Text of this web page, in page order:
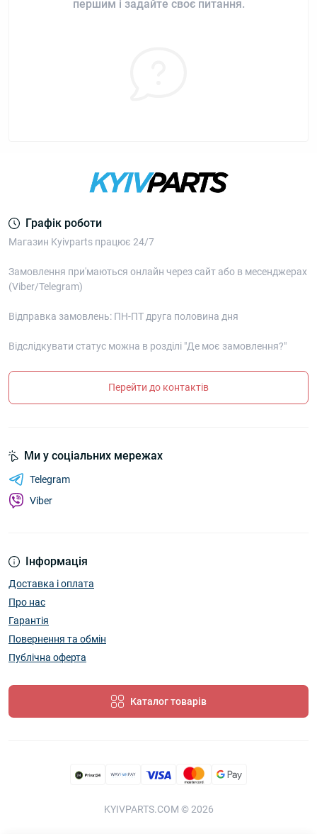
першим і задайте своє питання.
Графік роботи
Магазин Kyivparts працює 24/7
Замовлення при'маються онлайн через сайт або в месенджерах
(Viber/Telegram)
Відправка замовлень: ПН-ПТ друга половина дня
Відслідкувати статус можна в розділі "Де моє замовлення?"
Перейти до контактів
Інформація
Доставка і оплата
Про нас
Гарантія
Повернення та обмін
Публічна оферта
Каталог товарів
Ми у соціальних мережах
Telegram
Viber
KYIVPARTS.COM © 2026